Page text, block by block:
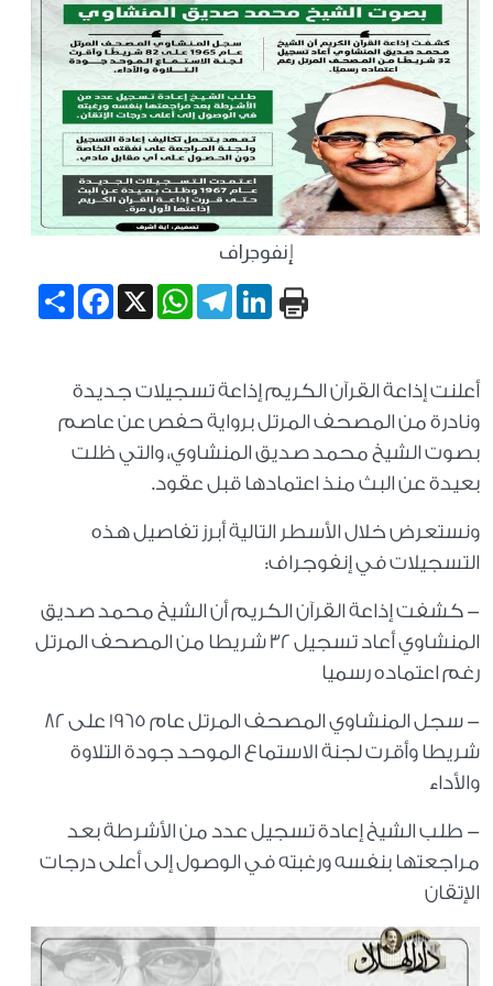
إنفوجراف
Share
Facebook X
WhatsApp
TelegramLinkedIn
أعلنت إذاعة القرآن الكريم إذاعة تسجيلات جديدة
ونادرة من المصحف المرتل برواية حفص عن عاصم
بصوت الشيخ محمد صديق المنشاوي، والتي ظلت
بعيدة عن البث منذ اعتمادها قبل عقود.
ونستعرض خلال الأسطر التالية أبرز تفاصيل هذه
التسجيلات في إنفوجراف:
- كشفت إذاعة القرآن الكريم أن الشيخ محمد صديق
المنشاوي أعاد تسجيل 32 شريطا من المصحف المرتل
رغم اعتماده رسميا
- سجل المنشاوي المصحف المرتل عام 1965 على 82
شريطا وأقرت لجنة الاستماع الموحد جودة التلاوة
والأداء
- طلب الشيخ إعادة تسجيل عدد من الأشرطة بعد
مراجعتها بنفسه ورغبته في الوصول إلى أعلى درجات
الإتقان